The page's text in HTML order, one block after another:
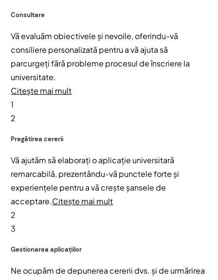
Consultare
Vă evaluăm obiectivele și nevoile, oferindu-vă
consiliere personalizată pentru a vă ajuta să
parcurgeți fără probleme procesul de înscriere la
universitate.
Citește mai mult
1
2
Pregătirea cererii
Vă ajutăm să elaborați o aplicație universitară
remarcabilă, prezentându-vă punctele forte și
experiențele pentru a vă crește șansele de
acceptare.Citește mai mult
2
3
Gestionarea aplicațiilor
Ne ocupăm de depunerea cererii dvs. și de urmărirea